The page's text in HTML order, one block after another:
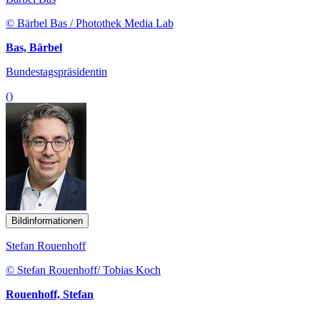
© Bärbel Bas / Photothek Media Lab
Bas, Bärbel
Bundestagspräsidentin
()
Bildinformationen
Stefan Rouenhoff
© Stefan Rouenhoff/ Tobias Koch
Rouenhoff, Stefan